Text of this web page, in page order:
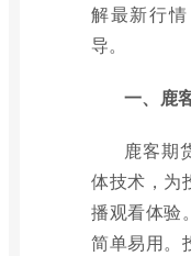
解最新行
导。
一、鹿
鹿客期
体技术，为
播观看体验
简单易用。